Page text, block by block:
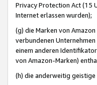
Privacy Protection Act (15
Internet erlassen wurden);
(g) die Marken von
verbundenen
einem anderen
von Amazon-Marken)
(h) die anderweitig